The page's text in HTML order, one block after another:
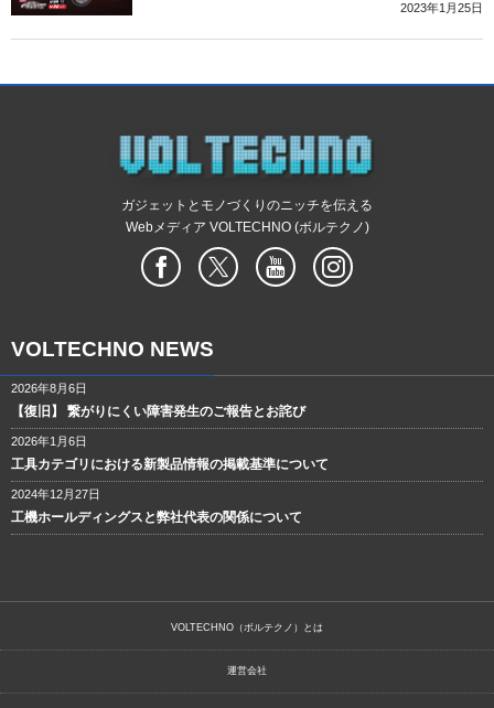
2023年1月25日
ガジェットとモノづくりのニッチを伝える
Webメディア VOLTECHNO (ボルテクノ)
VOLTECHNO NEWS
2026年8月6日
【復旧】 繋がりにくい障害発生のご報告とお詫び
2026年1月6日
工具カテゴリにおける新製品情報の掲載基準について
2024年12月27日
工機ホールディングスと弊社代表の関係について
VOLTECHNO（ボルテクノ）とは
運営会社